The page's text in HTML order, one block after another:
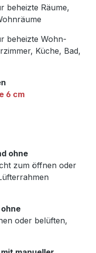
beheizte Räume,
beheizte Wohn-
Küche, Bad,
6 cm
ohne
zum öffnen oder
oder belüften,